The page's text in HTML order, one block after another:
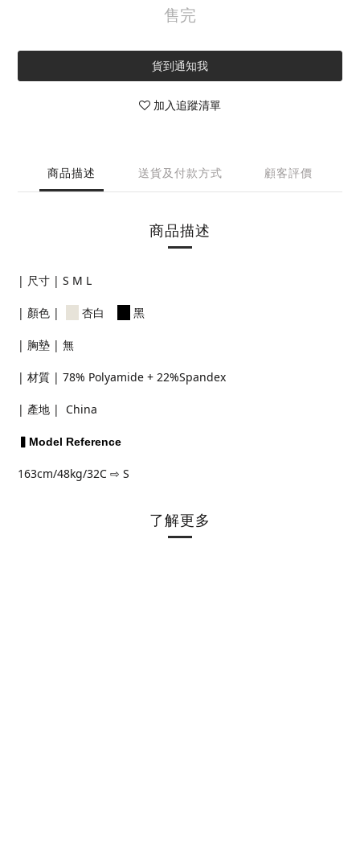
售完
貨到通知我
加入追蹤清單
商品描述 送貨及付款方式 顧客評價
商品描述
| 尺寸 | S M L
| 顏色 | 杏白 黑
| 胸墊 | 無
| 材質 | 78% Polyamide + 22%Spandex
| 產地 | China
▍Model Reference
163cm/48kg/32C ⇨ S
了解更多